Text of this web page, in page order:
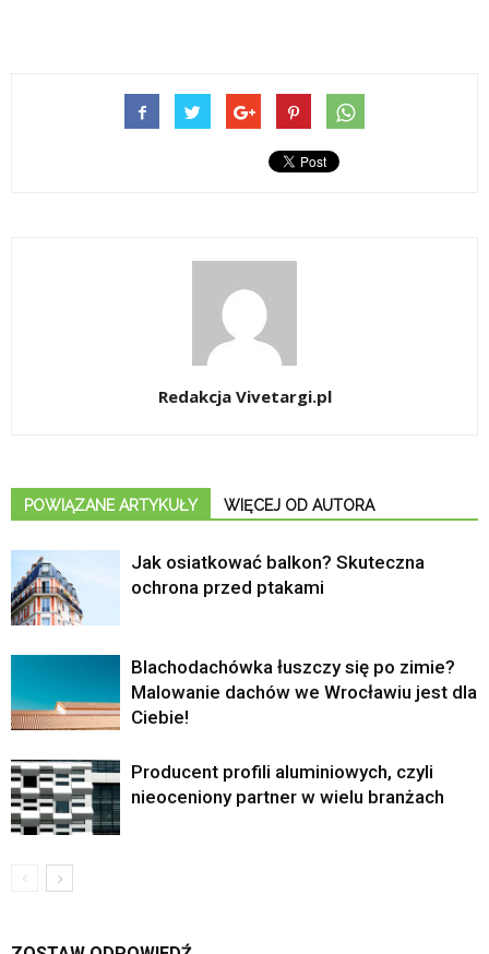
Redakcja Vivetargi.pl
POWIĄZANE ARTYKUŁY WIĘCEJ OD AUTORA
Jak osiatkować balkon? Skuteczna
ochrona przed ptakami
Blachodachówka łuszczy się po zimie?
Malowanie dachów we Wrocławiu jest dla
Ciebie!
Producent profili aluminiowych, czyli
nieoceniony partner w wielu branżach